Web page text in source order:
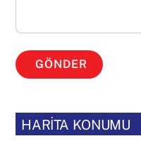
GÖNDER
HARİTA KONUMU